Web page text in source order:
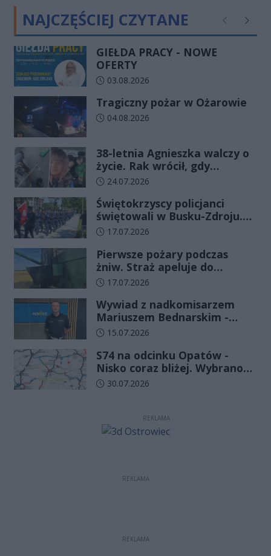
NAJCZĘŚCIEJ CZYTANE Poprzednie
GIEŁDA PRACY - NOWE
OFERTY
Data dodania artykułu:
03.08.2026
Tragiczny pożar w Ożarowie
Data dodania artykułu:
04.08.2026
38-letnia Agnieszka walczy o
życie. Rak wrócił, gdy
wydawało się, że najgorsze
Data dodania artykułu:
24.07.2026
Świętokrzyscy policjanci
świętowali w Busku-Zdroju.
Czterdziestu nowych
ślubowanie
Data dodania artykułu:
17.07.2026
Pierwsze pożary podczas
żniw. Straż apeluje do
rolników o ostrożność
Data dodania artykułu:
17.07.2026
Wywiad z nadkomisarzem
Mariuszem Bednarskim -
Wydział Ruchu Drogowego
w Kielcach
Data dodania artykułu:
15.07.2026
S74 na odcinku Opatów -
Nisko coraz bliżej. Wybrano
wykonawcę kolejnego
Data dodania artykułu:
30.07.2026
REKLAMA
REKLAMA
REKLAMA